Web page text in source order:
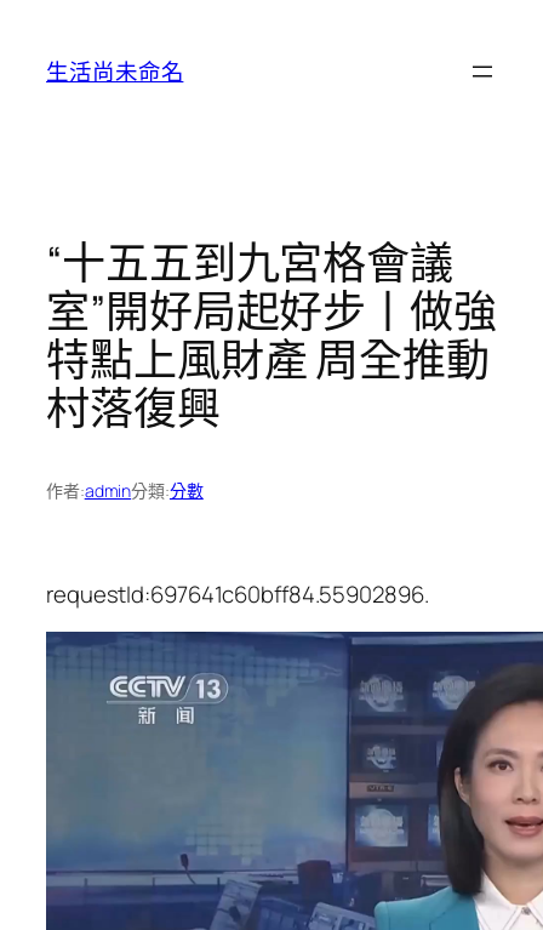
生活尚未命名
“十五五到九宮格會議
室”開好局起好步丨做強
特點上風財產 周全推動
村落復興
作者:admin分類:分數
requestId:697641c60bff84.55902896.